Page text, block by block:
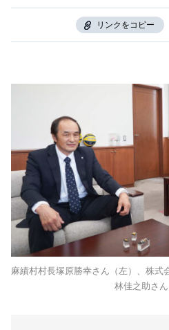
リンクをコピー
麻績村村長塚原勝幸さん（左）、株式
林佳之助さん